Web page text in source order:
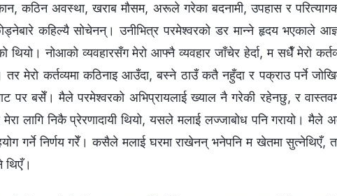
कठिन अवस्था, खराब मौसम, अरूले गरेका बदनामी, उपहास र
कहिल्यै सोचेनन्। उनीभित्र परमेश्‍वरको डर मान्ने हृदय भएकाले
नोआको व्यवहारसँग मेरो आफ्नै व्यवहार जाँचेर हेर्दा, म सधैँ मेरो
कर्तव्यमा कठिनाइ आउँदा, बस्ने ठाउँ कतै नहुँदा र पक्राउ पर्ने
पर बसेँ। मैले परमेश्‍वरको अभिप्रायलाई ख्याल नै गरेकी रहेनछु, र
लागि निकै प्रेरणादायी थियो, यसले मलाई लज्जाबोध पनि गरायो। मैले
गर्ने निर्णय गरेँ। कसैले मलाई घरमा राखेनन् भनेपनि म खेतमा सुत्नेथिएँ,
थिएँ।